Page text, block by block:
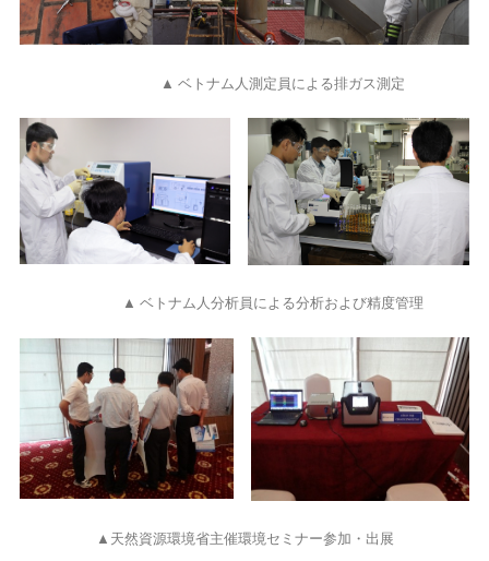
▲ ベトナム人測定員による排ガス測定
▲ ベトナム人分析員による分析および精度管理
▲天然資源環境省主催環境セミナー参加・出展